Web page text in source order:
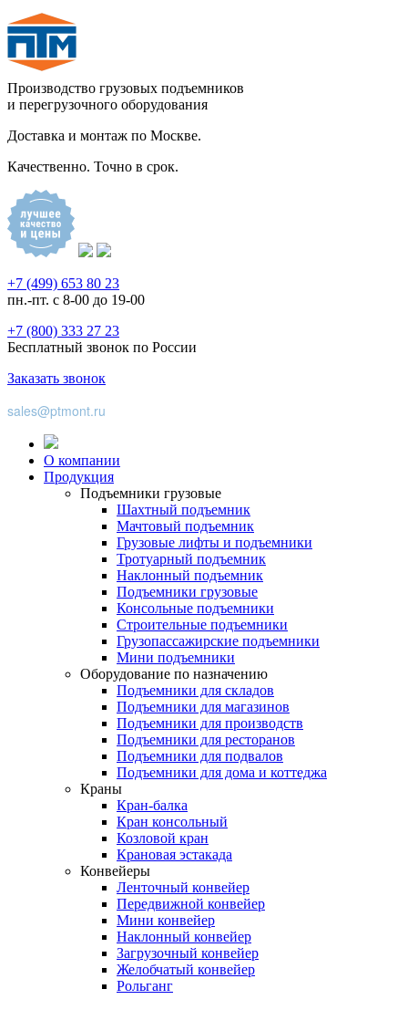
Производство грузовых подъемников
и перегрузочного оборудования
Доставка и монтаж по Москве.
Качественно. Точно в срок.
+7 (499) 653 80 23
пн.-пт. с 8-00 до 19-00
+7 (800) 333 27 23
Бесплатный звонок по России
Заказать звонок
sales@ptmont.ru
О компании
Продукция
Подъемники грузовые
Шахтный подъемник
Мачтовый подъемник
Грузовые лифты и подъемники
Тротуарный подъемник
Наклонный подъемник
Подъемники грузовые
Консольные подъемники
Строительные подъемники
Грузопассажирские подъемники
Мини подъемники
Оборудование по назначению
Подъемники для складов
Подъемники для магазинов
Подъемники для производств
Подъемники для ресторанов
Подъемники для подвалов
Подъемники для дома и коттеджа
Краны
Кран-балка
Кран консольный
Козловой кран
Крановая эстакада
Конвейеры
Ленточный конвейер
Передвижной конвейер
Мини конвейер
Наклонный конвейер
Загрузочный конвейер
Желобчатый конвейер
Рольганг